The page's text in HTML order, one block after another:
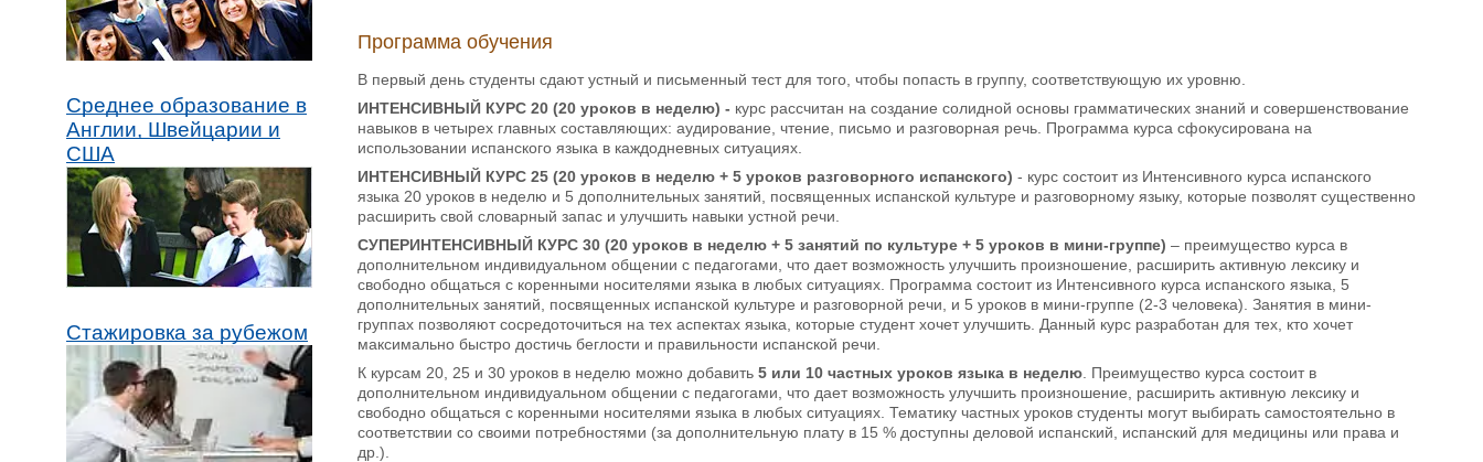
Среднее образование в
Англии, Швейцарии и
США
Стажировка за рубежом
Программа обучения
В первый день студенты сдают устный и письменный тест для того, чтобы попасть в группу, соответствующую их уровню.
ИНТЕНСИВНЫЙ КУРС 20 (20 уроков в неделю) - курс рассчитан на создание солидной основы грамматических знаний и совершенствование
навыков в четырех главных составляющих: аудирование, чтение, письмо и разговорная речь. Программа курса сфокусирована на
использовании испанского языка в каждодневных ситуациях.
ИНТЕНСИВНЫЙ КУРС 25 (20 уроков в неделю + 5 уроков разговорного испанского) - курс состоит из Интенсивного курса испанского
языка 20 уроков в неделю и 5 дополнительных занятий, посвященных испанской культуре и разговорному языку, которые позволят существенно
расширить свой словарный запас и улучшить навыки устной речи.
СУПЕРИНТЕНСИВНЫЙ КУРС 30 (20 уроков в неделю + 5 занятий по культуре + 5 уроков в мини-группе) – преимущество курса в
дополнительном индивидуальном общении с педагогами, что дает возможность улучшить произношение, расширить активную лексику и
свободно общаться с коренными носителями языка в любых ситуациях. Программа состоит из Интенсивного курса испанского языка, 5
дополнительных занятий, посвященных испанской культуре и разговорной речи, и 5 уроков в мини-группе (2-3 человека). Занятия в мини-
группах позволяют сосредоточиться на тех аспектах языка, которые студент хочет улучшить. Данный курс разработан для тех, кто хочет
максимально быстро достичь беглости и правильности испанской речи.
К курсам 20, 25 и 30 уроков в неделю можно добавить 5 или 10 частных уроков языка в неделю Преимущество курса состоит в
дополнительном индивидуальном общении с педагогами, что дает возможность улучшить произношение, расширить активную лексику и
свободно общаться с коренными носителями языка в любых ситуациях. Тематику частных уроков студенты могут выбирать самостоятельно в
соответствии со своими потребностями (за дополнительную плату в 15 % доступны деловой испанский, испанский для медицины или права и
др.).